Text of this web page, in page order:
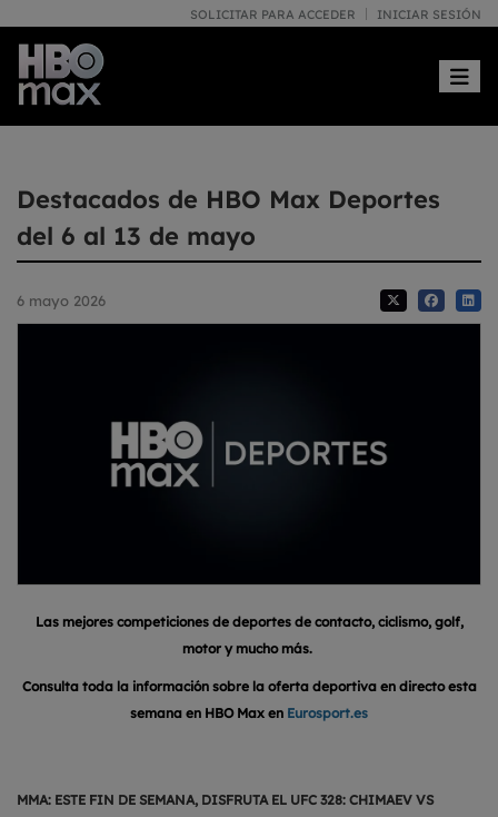
SOLICITAR PARA ACCEDER INICIAR SESIÓN
Destacados de HBO Max Deportes
del 6 al 13 de mayo
6 mayo 2026
Las mejores competiciones de deportes de contacto, ciclismo, golf,
motor y mucho más.
Consulta toda la información sobre la oferta deportiva en directo esta
semana en HBO Max en Eurosport.es
MMA: ESTE FIN DE SEMANA, DISFRUTA EL UFC 328: CHIMAEV VS